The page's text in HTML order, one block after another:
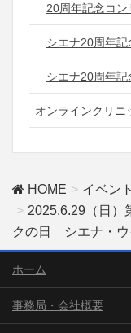
20周年記念コン
シエナ20周年記
シエナ20周年記
オンラインクリニ
HOME イベント
2025.6.29（日）
クの日 シエナ・ウ
ホーム
事務局・会社概要